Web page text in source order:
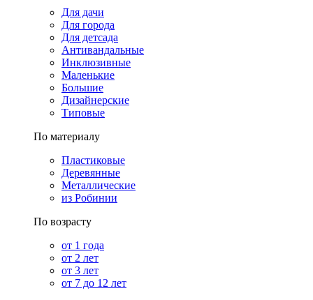
Для дачи
Для города
Для детсада
Антивандальные
Инклюзивные
Маленькие
Большие
Дизайнерские
Типовые
По материалу
Пластиковые
Деревянные
Металлические
из Робинии
По возрасту
от 1 года
от 2 лет
от 3 лет
от 7 до 12 лет